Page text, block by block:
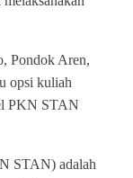
Pondok Aren,
opsi kuliah
PKN STAN
STAN) adalah